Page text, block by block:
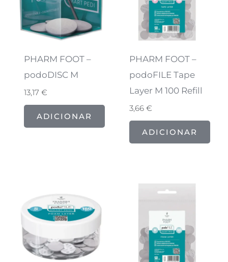
PHARM FOOT –
podoDISC M
13,17 €
ADICIONAR
PHARM FOOT –
podoFILE Tape
Layer M 100 Refill
3,66€
ADICIONAR